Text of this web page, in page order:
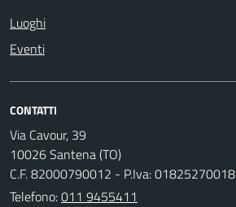
Luoghi
Eventi
CONTATTI
Via Cavour, 39
10026 Santena (TO)
C.F. 82000790012 - P.Iva: 01825270018
Telefono:011 9455411